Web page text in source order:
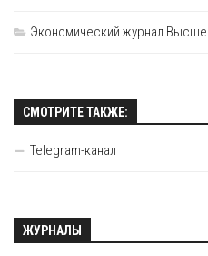
Экономический журнал
СМОТРИТЕ ТАКЖЕ:
Telegram-канал
ЖУРНАЛЫ